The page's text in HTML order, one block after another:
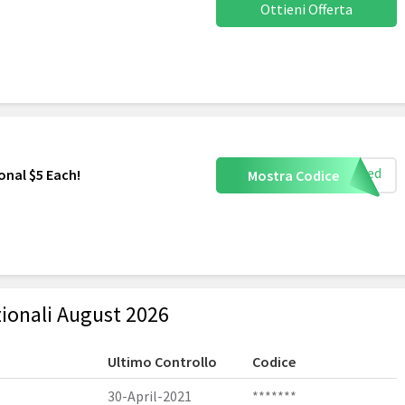
Ottieni Offerta
$5 Each! Mostra Codice uired
August 2026
Ultimo Controllo
Codice
30-April-2021
*******